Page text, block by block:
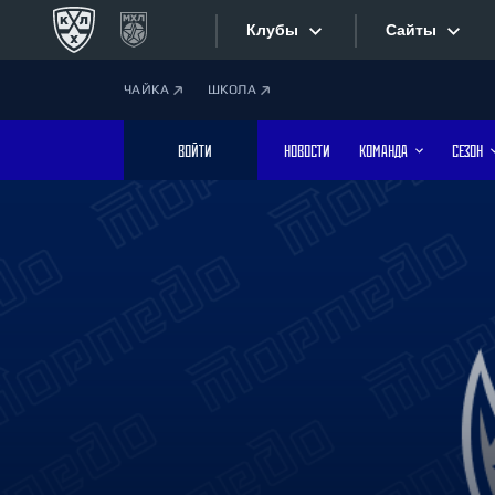
Клубы
Дивизион Боброва
Лада
Сайты
Фотобанк
ЧАЙКА ШКОЛА
ВОЙТИ НОВОСТИ КОМАНДА СЕЗОН